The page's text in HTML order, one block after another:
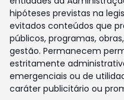
hipóteses previstas na
evitados conteúdos que
públicos, programas,
gestão. Permanecem
estritamente
emergenciais ou de
caráter publicitário ou